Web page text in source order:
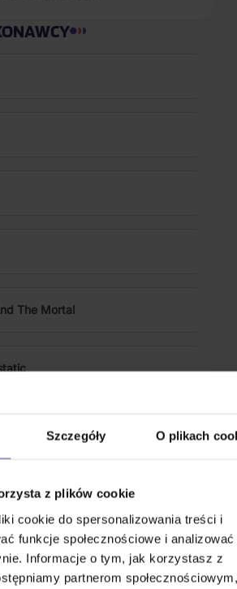
Szczegóły O plikach
z plików cookie
cookie do spersonalizowania treści i
funkcje społecznościowe i analizować
Informacje o tym, jak korzystasz z
partnerom społecznościowym,
The Mortal
2013 - 2023
CD
Na magazynie 129,70 zł